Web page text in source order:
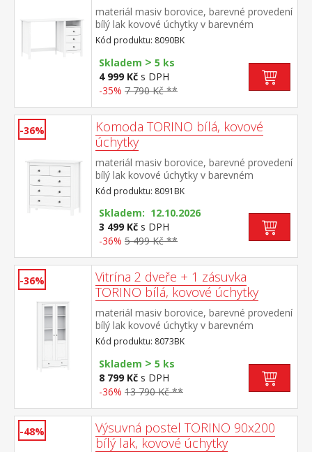
materiál masiv borovice, barevné provedení
bílý lak kovové úchytky v barevném
provedení černěná mosaz 3 zásuvky s
kovovými pojezdy, 1 police
Kód produktu: 8090BK
Skladem > 5 ks
4 999 Kč s DPH
-35% 7 790 Kč **
-36%
Komoda TORINO bílá, kovové
úchytky
materiál masiv borovice, barevné provedení
bílý lak kovové úchytky v barevném
provedení černěná mosaz 2 menší a 3 větší
zásuvky s kovovými pojezdy
Kód produktu: 8091BK
Skladem: 12.10.2026
3 499 Kč s DPH
-36% 5 499 Kč **
-36%
Vitrína 2 dveře + 1 zásuvka
TORINO bílá, kovové úchytky
materiál masiv borovice, barevné provedení
bílý lak kovové úchytky v barevném
provedení černěná mosaz dvoje částečně
prosklené dveře, tři police jedna zásuvka s
kovovými pojezdy
Kód produktu: 8073BK
Skladem > 5 ks
8 799 Kč s DPH
-36% 13 790 Kč **
-48%
Výsuvná postel TORINO 90x200
bílý lak, kovové úchytky